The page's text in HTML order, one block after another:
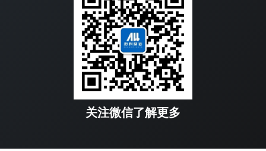
关注微信了解更多